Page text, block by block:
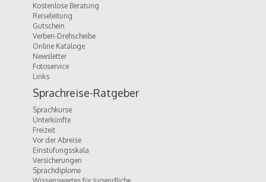
Kostenlose Beratung
Reiseleitung
Gutschein
Verben-Drehscheibe
Online Kataloge
Newsletter
Fotoservice
Links
Sprachreise-Ratgeber
Sprachkurse
Unterkünfte
Freizeit
Vor der Abreise
Einstufungsskala
Versicherungen
Sprachdiplome